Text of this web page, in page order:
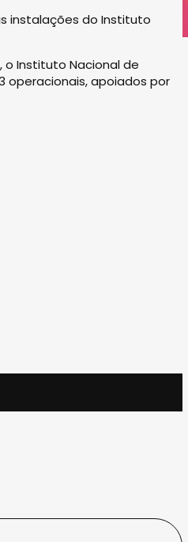
instalações do Instituto
o Instituto Nacional de
operacionais, apoiados por